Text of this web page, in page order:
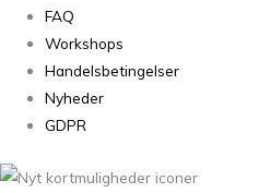
FAQ
Workshops
Handelsbetingelser
Nyheder
GDPR